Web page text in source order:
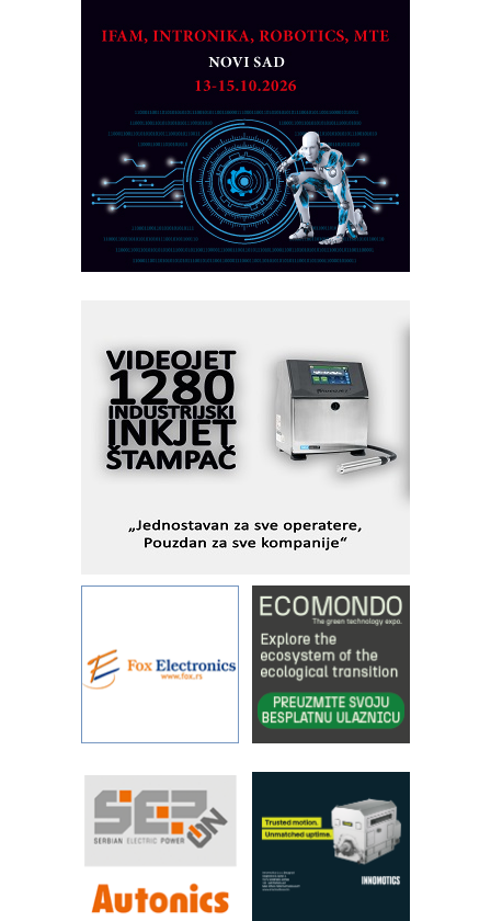
obradu!
Razvoj asortimanskog pravca MINI-
PLC AKYTEC
AUKOM: Svetski standard metrologije
dostupan u Srbiji
MOTOMAN – NEXT-Robotika vođena
veštačkom inteligencijom
I.SAFE MOBILE revolucioniše
industrijsku automatizaciju
pionirskimmobile operator PANEL-OM
KIP KOP – napredna rešenja za
savremene industrijske i logističke
objekte
Alba d.o.o. – 35 godina preciznosti u
metrologiji i pametnim dozirnim
rešenjima
STAUFF – Komponente koje
sistema
YAMADA pumpe – japanska
pouzdanost u transferu fluida
Filtration Group Industrial – Napredna
rešenja za filtraciju u hidrauličkim i
procesnim sistemima
RILINEX kompanije Rittal
FANUC: Najbolje za vašu pametnu
automatizaciju
Efikasno upravljanje energijom
Automatizacija pakovanja · Display
(Shelf-Ready) omotnice
Potpuna efikasnost bez složenih